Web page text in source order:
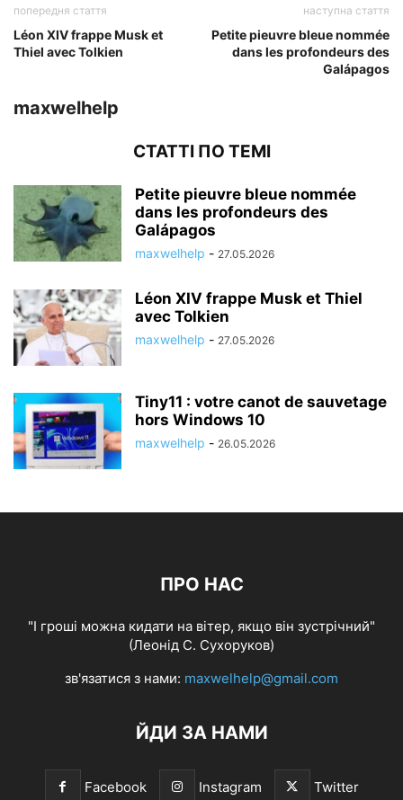
попередня стаття
Léon XIV frappe Musk et
Thiel avec Tolkien
наступна стаття
Petite pieuvre bleue nommée
dans les profondeurs des
Galápagos
maxwelhelp
СТАТТІ ПО ТЕМІ
Petite pieuvre bleue nommée
dans les profondeurs des
Galápagos
maxwelhelp - 27.05.2026
Léon XIV frappe Musk et Thiel
avec Tolkien
maxwelhelp - 27.05.2026
Tiny11 : votre canot de sauvetage
hors Windows 10
maxwelhelp - 26.05.2026
ПРО НАС
"І гроші можна кидати на вітер, якщо він зустрічний"
(Леонід С. Сухоруков)
зв'язатися з нами: maxwelhelp@gmail.com
ЙДИ ЗА НАМИ
Facebook Instagram Twitter